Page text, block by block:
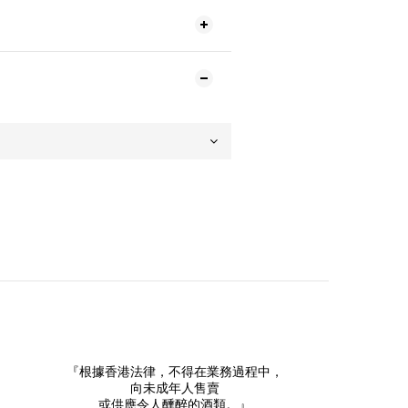
『根據香港法律，不得在業務過程中，
向未成年人售賣
或供應令人醺醉的酒類。』